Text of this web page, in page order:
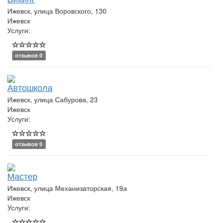
Ижевск, улица Воровского, 130
Ижевск
Услуги:
отзывов 0
Автошкола
Ижевск, улица Сабурова, 23
Ижевск
Услуги:
отзывов 0
Мастер
Ижевск, улица Механизаторская, 19а
Ижевск
Услуги: